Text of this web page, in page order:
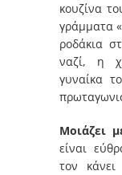
κουζίνα
γράμματα
ροδάκια
ναζί, η
γυναίκα
Μοιάζει
είναι
τον κάνει